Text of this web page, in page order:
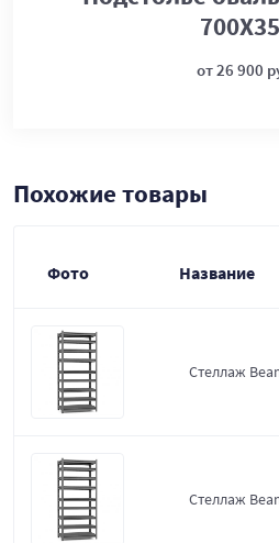
от 26 900
Похожие товары
Фото Название
Стеллаж
Стеллаж